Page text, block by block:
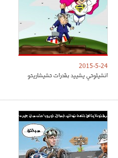
2015-5-24
انشيلوتي يشييد بقدرات تشيشاريتو